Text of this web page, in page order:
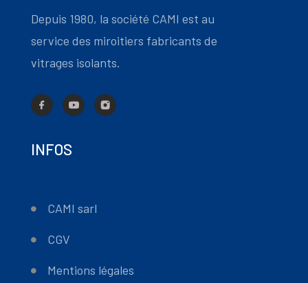
Depuis 1980, la société CAMI est au
service des miroitiers fabricants de
vitrages isolants.
INFOS
CAMI sarl
CGV
Mentions légales